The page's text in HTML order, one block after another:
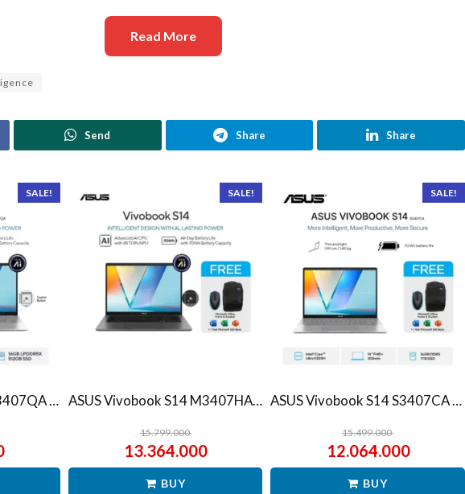
Read More
Send Share Share
SALE!
ASUS Vivobook S14 S3407QA – IPSP151M – Matte Gray
SALE!
ASUS Vivobook S14 M3407HA Ryzen 7 260 1TB SSD 16GB WUXGA IPS Win11+OHS
15.799.000
13.364.000
BUY
SALE!
ASUS Vivobook S14 S3407CA Ultra 5 225H 1TB SSD 16GB WUXGA IPS Win11+OHS
15.499.000
12.064.000
BUY